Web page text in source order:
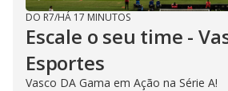
DO R7/HÁ 17 MINUTOS
Escale o seu time -
Esportes
Vasco DA Gama em Ação na Série A!